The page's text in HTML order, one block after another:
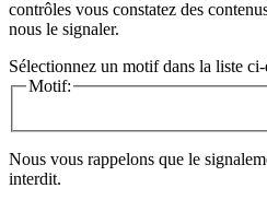
contrôles vous constatez des
nous le signaler.
Sélectionnez un motif dans la liste ci-
Motif:
Nous vous rappelons que le
interdit.